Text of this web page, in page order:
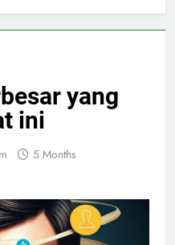
yang
ini
5 Months